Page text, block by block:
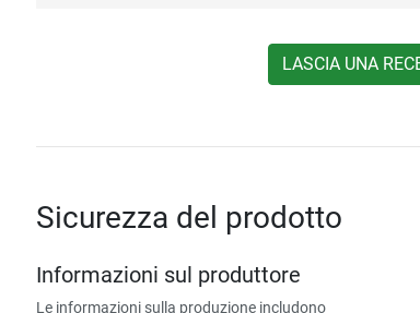
LASCIA UNA
Sicurezza del prodotto
Informazioni sul produttore
Le informazioni sulla produzione includono